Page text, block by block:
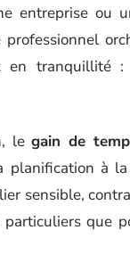
entreprise ou
professionnel
en tranquillité
legain de
planification à
sensible,
que